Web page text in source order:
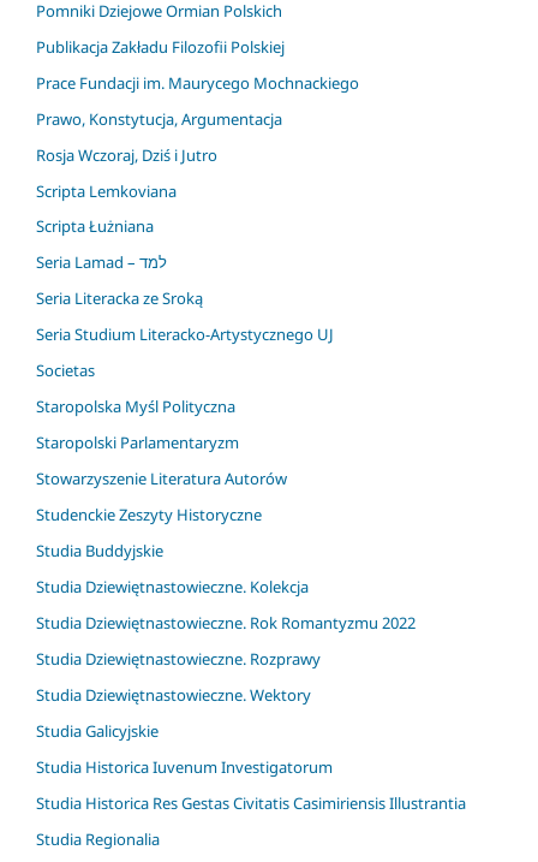
Pomniki Dziejowe Ormian Polskich
Publikacja Zakładu Filozofii Polskiej
Prace Fundacji im. Maurycego Mochnackiego
Prawo, Konstytucja, Argumentacja
Rosja Wczoraj, Dziś i Jutro
Scripta Lemkoviana
Scripta Łużniana
Seria Lamad – למד
Seria Literacka ze Sroką
Seria Studium Literacko-Artystycznego UJ
Societas
Staropolska Myśl Polityczna
Staropolski Parlamentaryzm
Stowarzyszenie Literatura Autorów
Studenckie Zeszyty Historyczne
Studia Buddyjskie
Studia Dziewiętnastowieczne. Kolekcja
Studia Dziewiętnastowieczne. Rok Romantyzmu 2022
Studia Dziewiętnastowieczne. Rozprawy
Studia Dziewiętnastowieczne. Wektory
Studia Galicyjskie
Studia Historica Iuvenum Investigatorum
Studia Historica Res Gestas Civitatis Casimiriensis Illustrantia
Studia Regionalia